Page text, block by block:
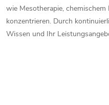
wie Mesotherapie,
konzentrieren. Durch
Wissen und Ihr